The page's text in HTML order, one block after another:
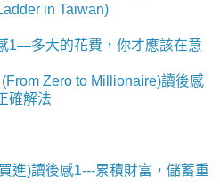
in Taiwan)
1—多大的花費，你才應該在意
Zero to Millionaire)讀後感
確解法
進)讀後感1---累積財富，儲蓄重